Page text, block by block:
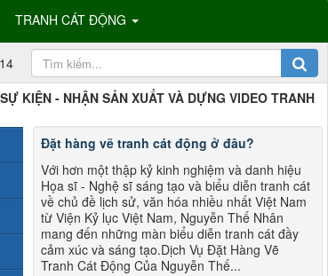
TRANH CÁT ĐỘNG
KIỆN - NHẬN SẢN XUẤT VÀ DỰNG VIDEO TRANH
Đặt hàng vẽ tranh cát động ở đâu?
Với hơn một thập kỷ kinh nghiệm và danh hiệu
Họa sĩ - Nghệ sĩ sáng tạo và biểu diễn tranh cát
về chủ đề lịch sử, văn hóa nhiều nhất Việt Nam
từ Viện Kỷ lục Việt Nam, Nguyễn Thế Nhân
mang đến những màn biểu diễn tranh cát đầy
cảm xúc và sáng tạo.Dịch Vụ Đặt Hàng Vẽ
Tranh Cát Động Của Nguyễn Thế...